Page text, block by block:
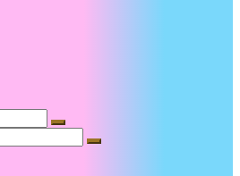
Suche
Suche